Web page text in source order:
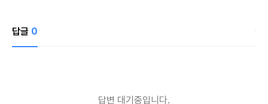
답글 0
답변 대기중입니다.